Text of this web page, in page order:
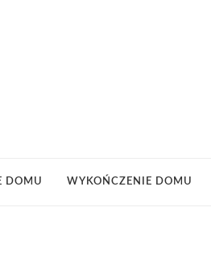
DOMU WYKOŃCZENIE DOMU